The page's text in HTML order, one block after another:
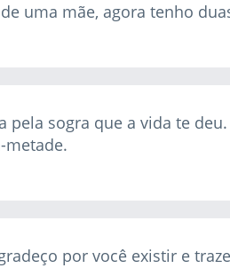
uma mãe, agora tenho
pela sogra que a vida te
metade.
por você existir e